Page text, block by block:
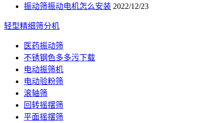
振动筛振动电机怎么安装 2022/12/23
轻型精细筛分机
医药振动筛
不锈钢色多多污下载
电动振筛机
电动验粉筛
滚轴筛
回转摇摆筛
平面摇摆筛